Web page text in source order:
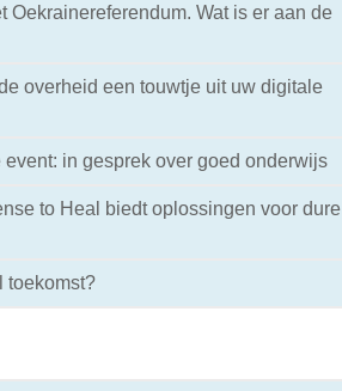
Oekrainereferendum. Wat is er aan de
overheid een touwtje uit uw digitale
in gesprek over goed onderwijs
to Heal biedt oplossingen voor dure
toekomst?